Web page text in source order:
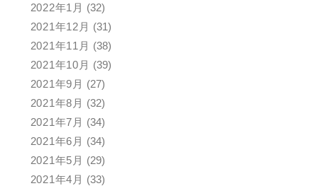
2022年1月 (32)
2021年12月 (31)
2021年11月 (38)
2021年10月 (39)
2021年9月 (27)
2021年8月 (32)
2021年7月 (34)
2021年6月 (34)
2021年5月 (29)
2021年4月 (33)